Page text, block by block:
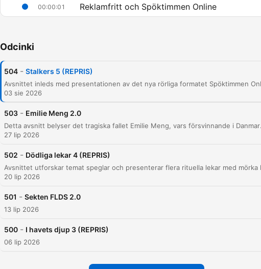
00:00:01 Reklamfritt och Spöktimmen Online
00:24:49 Mordmorden och Colettes misstankar
00:29:41
Derek Todd Lee och avslöjandet av en
Fallet Laurie Shaw
00:46:38
De olika versionerna: Lawrence, Michelle och
Tabitha
00:50:01
00:53:34
Kliknij rozdział, aby przejść bezpośrednio do tego momentu
Odcinki
504 - Stalkers 5 (REPRIS)
03 sie 2026
503 - Emilie Meng 2.0
Detta avsnitt belyser det tragiska fallet Emilie Meng, vars
27 lip 2026
502 - Dödliga lekar 4 (REPRIS)
20 lip 2026
501 - Sekten FLDS 2.0
13 lip 2026
500 - I havets djup 3 (REPRIS)
06 lip 2026